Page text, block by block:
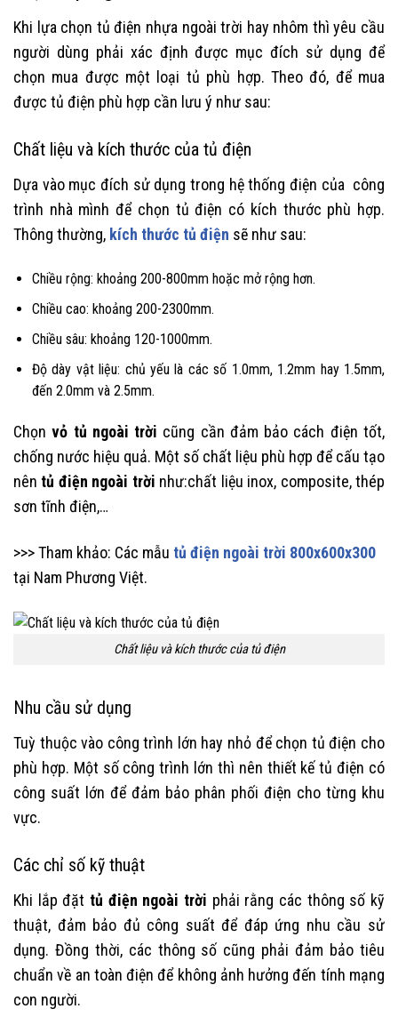
Khi lựa chọn tủ điện nhựa ngoài trời hay nhôm thì yêu cầu
người dùng phải xác định được mục đích sử dụng để
chọn mua được một loại tủ phù hợp. Theo đó, để mua
được tủ điện phù hợp cần lưu ý như sau:
Chất liệu và kích thước của tủ điện
Dựa vào mục đích sử dụng trong hệ thống điện của công
trình nhà mình để chọn tủ điện có kích thước phù hợp.
Thông thường, kích thước tủ điện sẽ như sau:
Chiều rộng: khoảng 200-800mm hoặc mở rộng hơn.
Chiều cao: khoảng 200-2300mm.
Chiều sâu: khoảng 120-1000mm.
Độ dày vật liệu: chủ yếu là các số 1.0mm, 1.2mm hay 1.5mm,
đến 2.0mm và 2.5mm.
Chọnvỏ tủ ngoài trời cũng cần đảm bảo cách điện tốt,
chống nước hiệu quả. Một số chất liệu phù hợp để cấu tạo
nêntủ điện ngoài trời như:chất liệu inox, composite, thép
sơn tĩnh điện,…
>>> Tham khảo: Các mẫu tủ điện ngoài trời 800x600x300
tại Nam Phương Việt.
Chất liệu và kích thước của tủ điện
Nhu cầu sử dụng
Tuỳ thuộc vào công trình lớn hay nhỏ để chọn tủ điện cho
phù hợp. Một số công trình lớn thì nên thiết kế tủ điện có
công suất lớn để đảm bảo phân phối điện cho từng khu
vực.
Các chỉ số kỹ thuật
Khi lắp đặt tủ điện ngoài trời phải rằng các thông số kỹ
thuật, đảm bảo đủ công suất để đáp ứng nhu cầu sử
dụng. Đồng thời, các thông số cũng phải đảm bảo tiêu
chuẩn về an toàn điện để không ảnh hưởng đến tính mạng
con người.